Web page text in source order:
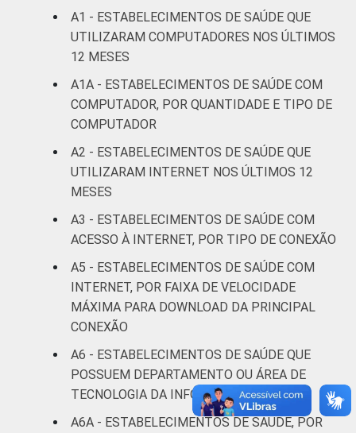
terapia
LOCALIZAÇÃO
Estudos para o Desenvolvimento da
Sociedade da Informação (Cetic.br),
Pesquisa sobre o uso das tecnologias de
informação e comunicação nos
estabelecimentos de saúde brasileiros - TIC
A1 - ESTABELECIMENTOS DE SAÚDE QUE
UTILIZARAM COMPUTADORES NOS ÚLTIMOS
12 MESES
A1A - ESTABELECIMENTOS DE SAÚDE COM
COMPUTADOR, POR QUANTIDADE E TIPO DE
COMPUTADOR
A2 - ESTABELECIMENTOS DE SAÚDE QUE
UTILIZARAM INTERNET NOS ÚLTIMOS 12
MESES
A3 - ESTABELECIMENTOS DE SAÚDE COM
ACESSO À INTERNET, POR TIPO DE CONEXÃO
A5 - ESTABELECIMENTOS DE SAÚDE COM
INTERNET, POR FAIXA DE VELOCIDADE
MÁXIMA PARA DOWNLOAD DA PRINCIPAL
CONEXÃO
A6 - ESTABELECIMENTOS DE SAÚDE QUE
POSSUEM DEPARTAMENTO OU ÁREA DE
TECNOLOGIA DA INFORMAÇÃO
A6A - ESTABELECIMENTOS DE SAÚDE, POR